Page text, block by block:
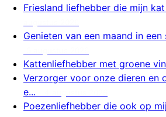
Friesland liefhebber die mijn
Genieten van een maand in
Kattenliefhebber met groene
Verzorger voor onze dieren en
e...
Poezenliefhebber die ook op